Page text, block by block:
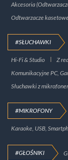
Akcesoria
Odtwarzacze
#SŁUCHAWKI
Hi-Fi & Studio Z
Komunikacyjne PC,
Słuchawki z
#MIKROFONY
Karaoke, USB,
#GŁOŚNIKI